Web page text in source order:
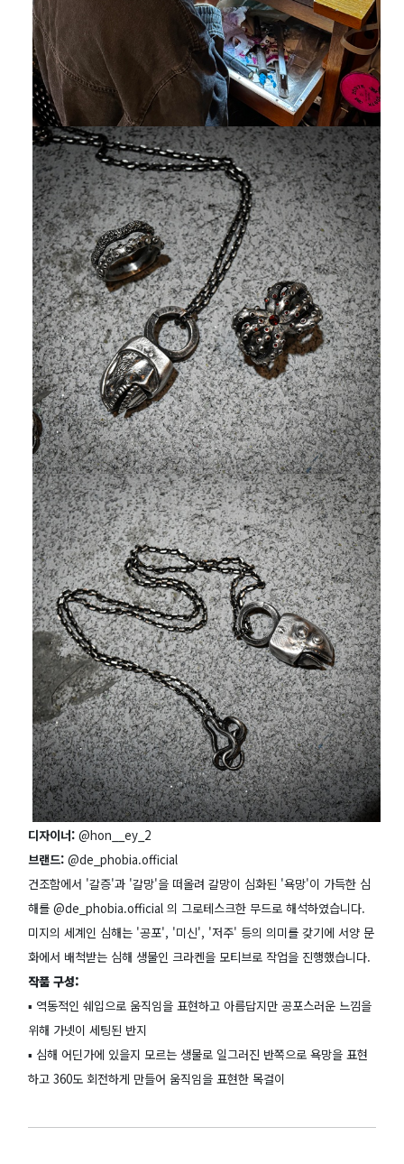
디자이너: @hon__ey_2
브랜드: @de_phobia.official
건조함에서 '갈증'과 '갈망'을 떠올려 갈망이 심화된 '욕망'이 가득한 심
해를 @de_phobia.official 의 그로테스크한 무드로 해석하였습니다.
미지의 세계인 심해는 '공포', '미신', '저주' 등의 의미를 갖기에 서양 문
화에서 배척받는 심해 생물인 크라켄을 모티브로 작업을 진행했습니다.
작품 구성:
▪️ 역동적인 쉐입으로 움직임을 표현하고 아름답지만 공포스러운 느낌을
위해 가넷이 세팅된 반지
▪️ 심해 어딘가에 있을지 모르는 생물로 일그러진 반쪽으로 욕망을 표현
하고 360도 회전하게 만들어 움직임을 표현한 목걸이